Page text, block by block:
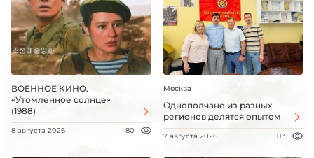
ВОЕННОЕ КИНО.
«Утомленное солнце»
(1988)
8 августа 2026 80
Москва
Однополчане из разных
регионов делятся опытом
7 августа 2026 113